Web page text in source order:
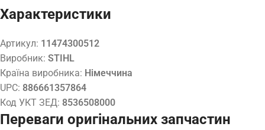
Характеристики
Артикул: 11474300512
Виробник: STIHL
Країна виробника: Німеччина
UPC: 886661357864
Код УКТ ЗЕД: 8536508000
Переваги оригінальних запчастин